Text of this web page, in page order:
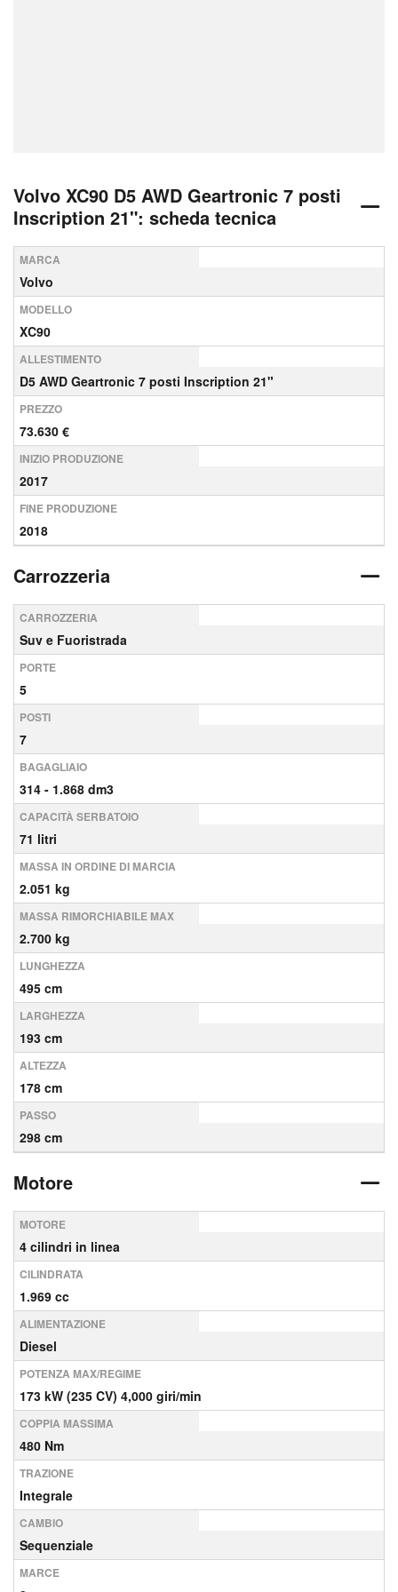
Volvo XC90 D5 AWD Geartronic 7 posti
Inscription 21": scheda tecnica
MARCA
Volvo
MODELLO
XC90
ALLESTIMENTO
D5 AWD Geartronic 7 posti Inscription 21"
PREZZO
73.630 €
INIZIO PRODUZIONE
2017
FINE PRODUZIONE
2018
Carrozzeria
CARROZZERIA
Suv e Fuoristrada
PORTE
5
POSTI
7
BAGAGLIAIO
314 - 1.868 dm3
CAPACITÀ SERBATOIO
71 litri
MASSA IN ORDINE DI MARCIA
2.051 kg
MASSA RIMORCHIABILE MAX
2.700 kg
LUNGHEZZA
495 cm
LARGHEZZA
193 cm
ALTEZZA
178 cm
PASSO
298 cm
Motore
MOTORE
4 cilindri in linea
CILINDRATA
1.969 cc
ALIMENTAZIONE
Diesel
POTENZA MAX/REGIME
173 kW (235 CV) 4,000 giri/min
COPPIA MASSIMA
480 Nm
TRAZIONE
Integrale
CAMBIO
Sequenziale
MARCE